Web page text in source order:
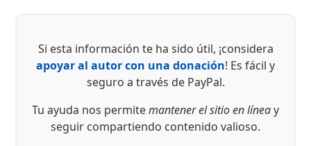
Si esta información te ha sido útil, ¡considera
apoyar al autor con una donación! Es fácil y
seguro a través de PayPal.
Tu ayuda nos permitemantener el sitio en líneay
seguir compartiendo contenido valioso.